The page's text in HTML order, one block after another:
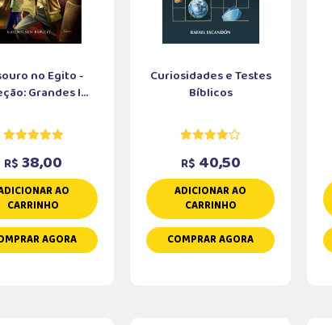
no Egito -
Grandes I...
R$ 38,00
AO
CARRINHO
AGORA
Curiosidades e Testes
Bíblicos
R$ 40,50
ADICIONAR AO
CARRINHO
COMPRAR AGORA